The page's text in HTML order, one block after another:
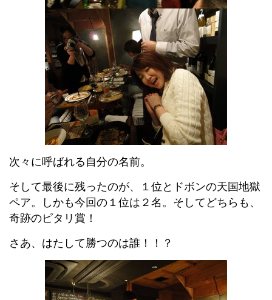
次々に呼ばれる自分の名前。
そして最後に残ったのが、１位とドボンの天国地獄
ペア。しかも今回の１位は２名。そしてどちらも、
奇跡のピタリ賞！
さあ、はたして勝つのは誰！！？